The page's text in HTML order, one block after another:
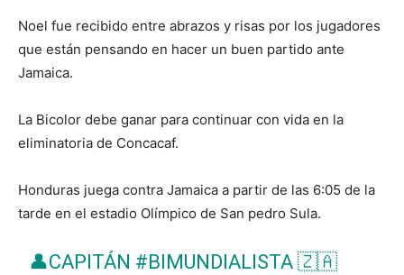
Noel fue recibido entre abrazos y risas por los jugadores
que están pensando en hacer un buen partido ante
Jamaica.
La Bicolor debe ganar para continuar con vida en la
eliminatoria de Concacaf.
Honduras juega contra Jamaica a partir de las 6:05 de la
tarde en el estadio Olímpico de San pedro Sula.
👤CAPITÁN #BIMUNDIALISTA 🇿🇦